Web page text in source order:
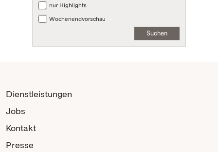
nur Highlights
Wochenendvorschau
Suchen
Dienstleistungen
Jobs
Kontakt
Presse